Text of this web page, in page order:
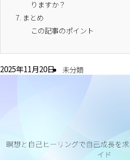
りますか？
7. まとめ
この記事のポイント
2025年11月20日 未分類